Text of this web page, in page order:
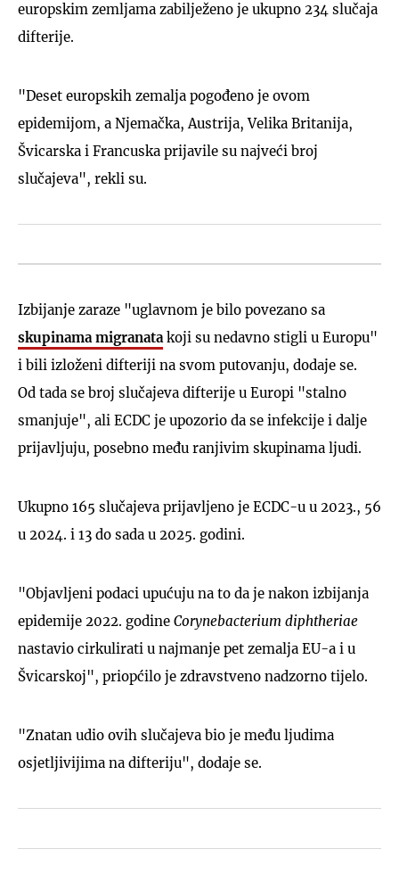
europskim zemljama zabilježeno je ukupno 234 slučaja
difterije.
"Deset europskih zemalja pogođeno je ovom
epidemijom, a Njemačka, Austrija, Velika Britanija,
Švicarska i Francuska prijavile su najveći broj
slučajeva", rekli su.
Izbijanje zaraze "uglavnom je bilo povezano sa
skupinama migranata koji su nedavno stigli u Europu"
i bili izloženi difteriji na svom putovanju, dodaje se.
Od tada se broj slučajeva difterije u Europi "stalno
smanjuje", ali ECDC je upozorio da se infekcije i dalje
prijavljuju, posebno među ranjivim skupinama ljudi.
Ukupno 165 slučajeva prijavljeno je ECDC-u u 2023., 56
u 2024. i 13 do sada u 2025. godini.
"Objavljeni podaci upućuju na to da je nakon izbijanja
epidemije 2022. godine Corynebacterium diphtheriae
nastavio cirkulirati u najmanje pet zemalja EU-a i u
Švicarskoj", priopćilo je zdravstveno nadzorno tijelo.
"Znatan udio ovih slučajeva bio je među ljudima
osjetljivijima na difteriju", dodaje se.